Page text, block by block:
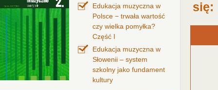
Edukacja muzyczna w
Polsce − trwała wartość
czy wielka pomyłka?
Część I
Edukacja muzyczna w
Słowenii – system
szkolny jako fundament
kultury
się: